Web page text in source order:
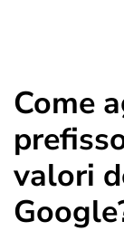
Come
valori